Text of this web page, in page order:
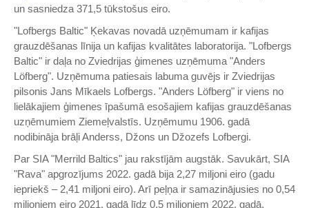
un sasniedza 371,5 tūkstošus eiro.
"Lofbergs Baltic" Ķekavas novadā uzņēmumam ir kafijas
grauzdēšanas līnija un kafijas kvalitātes laboratorija. "Lofbergs
Baltic" ir daļa no Zviedrijas ģimenes uzņēmuma "Anders
Löfberg". Uzņēmuma patiesais labuma guvējs ir Zviedrijas
pilsonis Jans Mīkaels Lofbergs. "Anders Löfberg" ir viens no
lielākajiem ģimenes īpašumā esošajiem kafijas grauzdēšanas
uzņēmumiem Ziemeļvalstīs. Uzņēmumu 1906. gadā
nodibināja brāļi Anderss, Džons un Džozefs Lofbergi.
Par SIA "Merrild Baltics" jau rakstījām augstāk. Savukārt, SIA
"Rava" apgrozījums 2022. gadā bija 2,27 miljoni eiro (gadu
iepriekš – 2,41 miljoni eiro). Arī peļņa ir samazinājusies no 0,54
miljoniem eiro 2021. gadā līdz 0,5 miljoniem 2022. gadā.